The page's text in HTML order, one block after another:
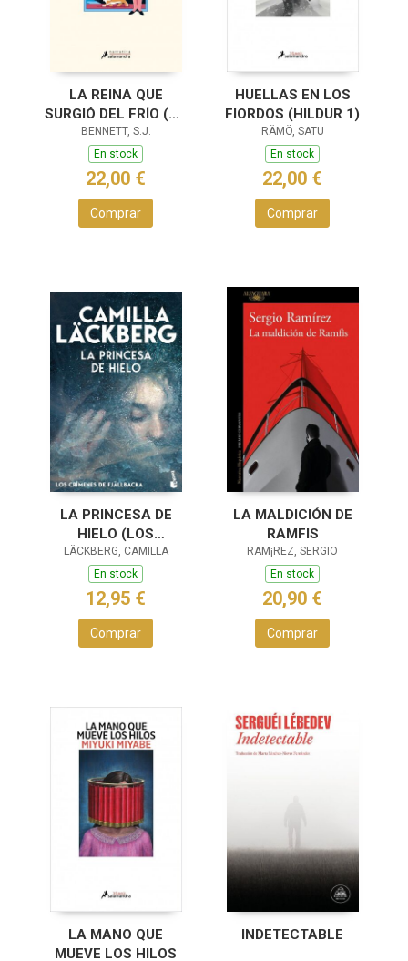
LA REINA QUE
SURGIÓ DEL FRÍO (SU
MAJESTAD, LA
REINA
INVESTIGADORA 5)
BENNETT, S.J.
En stock
22,00 €
Comprar
HUELLAS EN LOS
FIORDOS (HILDUR 1)
RÄMÖ, SATU
En stock
22,00 €
Comprar
LA PRINCESA DE
HIELO (LOS
CRÍMENES DE
FJÄLLBACKA)
LÄCKBERG, CAMILLA
En stock
12,95 €
Comprar
LA MALDICIÓN DE
RAMFIS
RAM¡REZ, SERGIO
En stock
20,90 €
Comprar
LA MANO QUE
MUEVE LOS HILOS
INDETECTABLE